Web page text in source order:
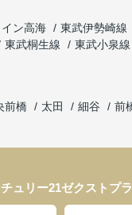
ン高海 東武伊勢崎線
東武桐生線 東武小泉線
前橋 太田 細谷 前
ュリー21ゼクストプ